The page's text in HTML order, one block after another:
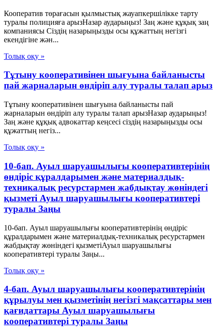
Кооператив төрағасын қылмыстық жауапкершілікке тарту
туралы полицияға арызНазар аударыңыз! Заң және құқық заң
компаниясы Сіздің назарыңызды осы құжаттың негізгі
екендігіне жән...
Толық оқу »
Тұтыну кооперативінен шығуына байланысты
пай жарналарын өндіріп алу туралы талап арыз
Тұтыну кооперативінен шығуына байланысты пай
жарналарын өндіріп алу туралы талап арызНазар аударыңыз!
Заң және құқық адвокаттар кеңсесі сіздің назарыңызды осы
құжаттың негіз...
Толық оқу »
10-бап. Ауыл шаруашылығы кооперативтерінің
өндіріс құралдарымен және материалдық-
техникалық ресурстармен жабдықтау жөніндегі
қызметі Ауыл шаруашылығы кооперативтері
туралы Заңы
10-бап. Ауыл шаруашылығы кооперативтерінің өндіріс
құралдарымен және материалдық-техникалық ресурстармен
жабдықтау жөніндегі қызметіАуыл шаруашылығы
кооперативтері туралы Заңы...
Толық оқу »
4-бап. Ауыл шаруашылығы кооперативтерінің
құрылуы мен қызметінің негізгі мақсаттары мен
қағидаттары Ауыл шаруашылығы
кооперативтері туралы Заңы